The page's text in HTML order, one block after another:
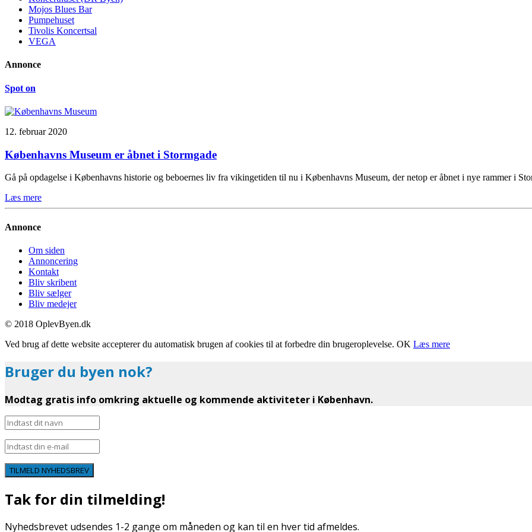
Mojos Blues Bar
Pumpehuset
Tivolis Koncertsal
VEGA
Annonce
Spot on
12. februar 2020
Københavns Museum er åbnet i Stormgade
Gå på opdagelse i Københavns historie og beboernes liv fra vikingetiden til nu i Københavns Museum, der netop er åbnet i nye rammer i
Læs mere
Annonce
Om siden
Annoncering
Kontakt
Bliv skribent
Bliv sælger
Bliv medejer
© 2018 OplevByen.dk
Ved brug af dette website accepterer du automatisk brugen af cookies til at forbedre din brugeroplevelse. OK Læs mere
Bruger du byen nok?
Modtag gratis info omkring aktuelle og kommende aktiviteter i København.
TILMELD NYHEDSBREV
Tak for din tilmelding!
Nyhedsbrevet udsendes 1-2 gange om måneden og kan til en hver tid afmeldes.